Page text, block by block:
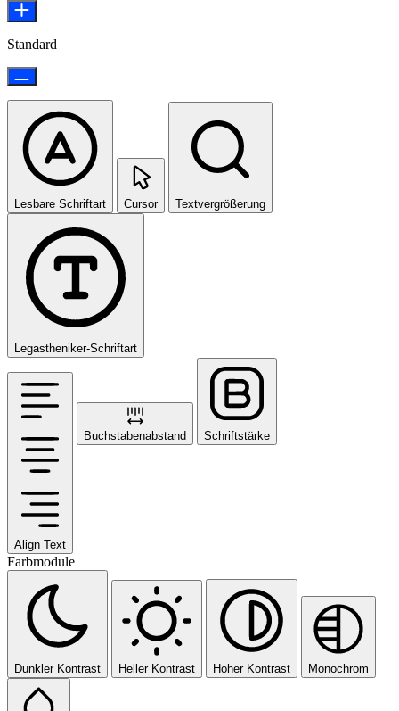
Standard
Lesbare Schriftart Cursor Textvergrößerung
Legastheniker-Schriftart
Align Text
Buchstabenabstand Schriftstärke
Farbmodule
Dunkler Kontrast Heller Kontrast Hoher Kontrast Monochrom